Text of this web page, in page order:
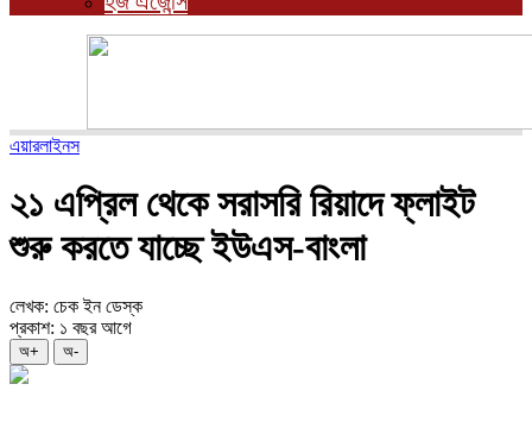
এয়ারলাইনস
২১ এপ্রিল থেকে সরাসরি রিয়াদে ফ্লাইট
শুরু করতে যাচ্ছে ইউএস-বাংলা
লেখক: চেক ইন ডেস্ক
প্রকাশ: ১ বছর আগে
অ+ অ-